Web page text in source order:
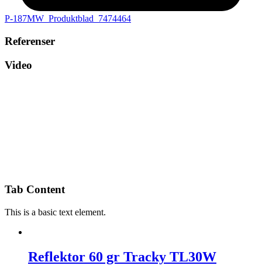
P-187MW_Produktblad_7474464
Referenser
Video
Tab Content
This is a basic text element.
Reflektor 60 gr Tracky TL30W